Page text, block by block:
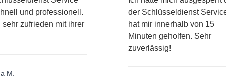
und professionell.
zufrieden mit ihrer
der Schlüsseldienst Service
hat mir innerhalb von 15
Minuten geholfen. Sehr
zuverlässig!